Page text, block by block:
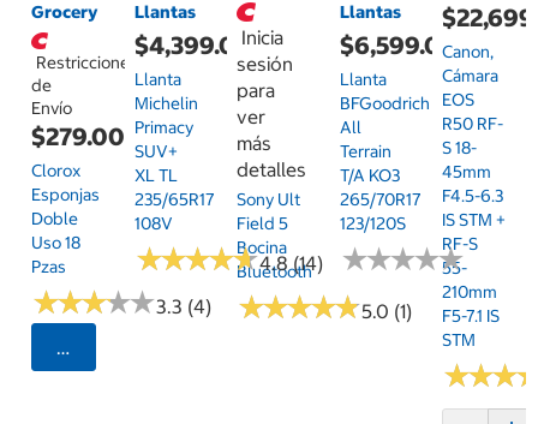
Grocery
Restricciones
de
Envío
$279.00
Clorox
Esponjas
Doble
Uso 18
Pzas
★★★★★
★★★★★3.3 (4)
Seleccionar Código Postal
Llantas
$4,399.00
Llanta
Michelin
Primacy
SUV+
XL TL
235/65R17
108V
★★★★★
★★★★★4.8 (14)
Inicia
sesión
para
ver
más
detalles
Sony Ult
Field 5
Bocina
Bluetooth
★★★★★
★★★★★5.0 (1)
Llantas
$6,599.00
Llanta
BFGoodrich
All
Terrain
T/A KO3
265/70R17
123/120S
★★★★★
★★★★★
Canon,
Cámara
EOS
R50 RF-
S 18-
45mm
F4.5-6.3
IS STM +
RF-S
55-
210mm
F5-7.1 IS
STM
★★★
★★★